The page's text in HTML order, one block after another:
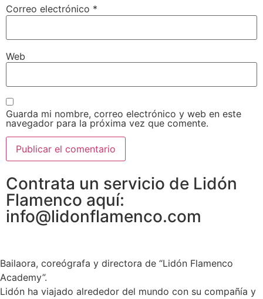
Correo electrónico *
Web
Guarda mi nombre, correo electrónico y web en este
navegador para la próxima vez que comente.
Contrata un servicio de Lidón
Flamenco aquí:
info@lidonflamenco.com
Bailaora, coreógrafa y directora de “Lidón Flamenco
Academy”.
Lidón ha viajado alrededor del mundo con su compañía y